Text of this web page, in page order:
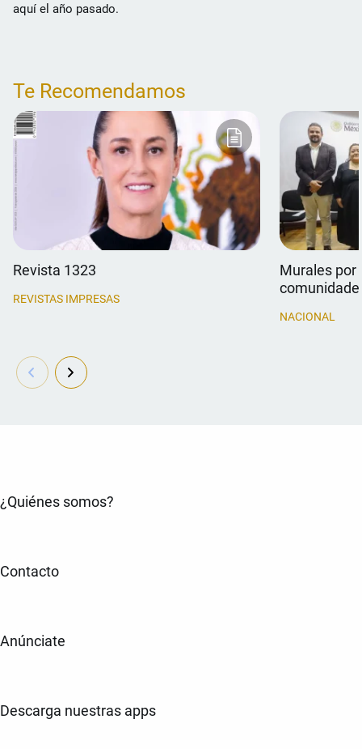
aquí el año pasado.
Te Recomendamos
Revista 1323
REVISTAS IMPRESAS
Murales por
NACIONAL
¿Quiénes somos?
Contacto
Anúnciate
Descarga nuestras apps